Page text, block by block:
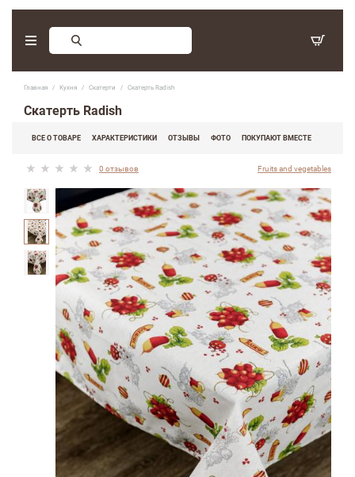
Главная Кухня Скатерти Скатерть Radish
Скатерть Radish
ВСЕ О ТОВАРЕ ХАРАКТЕРИСТИКИ ОТЗЫВЫ ФОТО ПОКУПАЮТ ВМЕСТЕ
0 отзывов Fruits and vegetables
Заказ обратного звонка
(097) 416-90-33 ,
(066) 339-07-15